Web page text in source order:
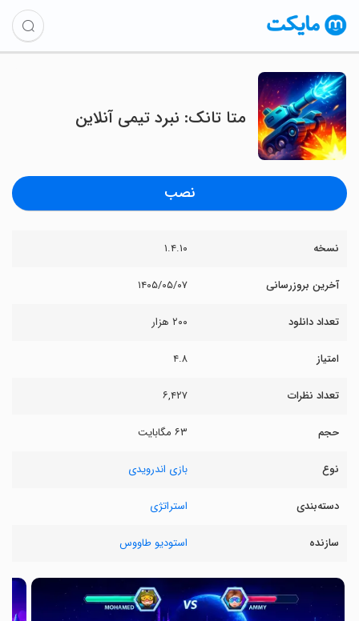
‏متا تانک: نبرد تیمی آنلاین
نصب
نسخه ۱.۴.۱۰
آخرین بروزرسانی ۱۴۰۵/۰۵/۰۷
تعداد دانلود ۲۰۰ هزار
امتیاز ۴.۸
تعداد نظرات ۶,۴۲۷
حجم ۶۳ مگابایت
نوع بازی اندرویدی
دسته‌بندی استراتژی
سازنده استودیو طاووس